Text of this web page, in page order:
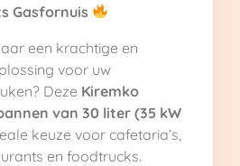
Gasfornuis
een krachtige en
voor uw
Deze Kiremko
van 30 liter (35 kW
keuze voor cafetaria’s,
en foodtrucks.